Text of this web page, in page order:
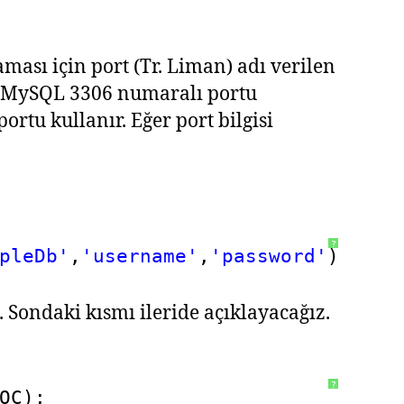
için port (Tr. Liman) adı verilen
3306 numaralı portu
kullanır. Eğer port bilgisi
?
, 'username' , 'password' );
kısmı ileride açıklayacağız.
?